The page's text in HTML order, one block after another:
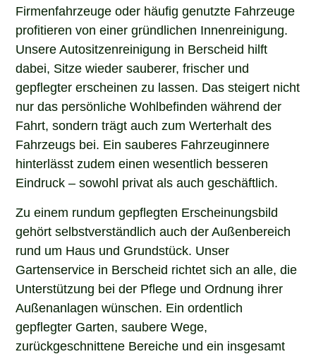
Firmenfahrzeuge oder häufig genutzte Fahrzeuge
profitieren von einer gründlichen Innenreinigung.
Unsere Autositzenreinigung in Berscheid hilft
dabei, Sitze wieder sauberer, frischer und
gepflegter erscheinen zu lassen. Das steigert nicht
nur das persönliche Wohlbefinden während der
Fahrt, sondern trägt auch zum Werterhalt des
Fahrzeugs bei. Ein sauberes Fahrzeuginnere
hinterlässt zudem einen wesentlich besseren
Eindruck – sowohl privat als auch geschäftlich.
Zu einem rundum gepflegten Erscheinungsbild
gehört selbstverständlich auch der Außenbereich
rund um Haus und Grundstück. Unser
Gartenservice in Berscheid richtet sich an alle, die
Unterstützung bei der Pflege und Ordnung ihrer
Außenanlagen wünschen. Ein ordentlich
gepflegter Garten, saubere Wege,
zurückgeschnittene Bereiche und ein insgesamt